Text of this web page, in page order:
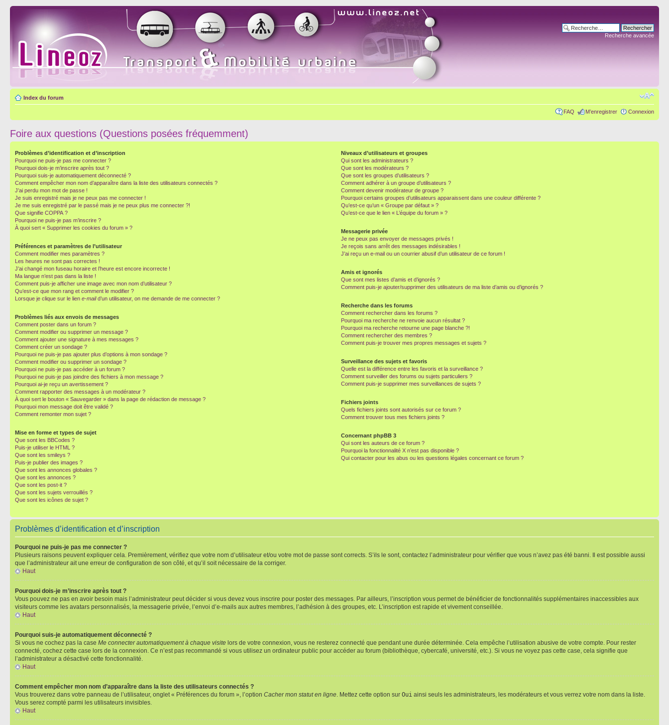
Recherche avancée
Index du forum
FAQ M’enregistrer Connexion
Foire aux questions (Questions posées fréquemment)
Problèmes d’identification et d’inscription
Pourquoi ne puis-je pas me connecter ?
Pourquoi dois-je m’inscrire après tout ?
Pourquoi suis-je automatiquement déconnecté ?
Comment empêcher mon nom d’apparaître dans la liste des utilisateurs connectés ?
J’ai perdu mon mot de passe !
Je suis enregistré mais je ne peux pas me connecter !
Je me suis enregistré par le passé mais je ne peux plus me connecter ?!
Que signifie COPPA ?
Pourquoi ne puis-je pas m’inscrire ?
À quoi sert « Supprimer les cookies du forum » ?
Préférences et paramètres de l’utilisateur
Comment modifier mes paramètres ?
Les heures ne sont pas correctes !
J’ai changé mon fuseau horaire et l’heure est encore incorrecte !
Ma langue n’est pas dans la liste !
Comment puis-je afficher une image avec mon nom d’utilisateur ?
Qu’est-ce que mon rang et comment le modifier ?
Lorsque je clique sur le lien e-maild’un utilisateur, on me demande de me connecter ?
Problèmes liés aux envois de messages
Comment poster dans un forum ?
Comment modifier ou supprimer un message ?
Comment ajouter une signature à mes messages ?
Comment créer un sondage ?
Pourquoi ne puis-je pas ajouter plus d’options à mon sondage ?
Comment modifier ou supprimer un sondage ?
Pourquoi ne puis-je pas accéder à un forum ?
Pourquoi ne puis-je pas joindre des fichiers à mon message ?
Pourquoi ai-je reçu un avertissement ?
Comment rapporter des messages à un modérateur ?
À quoi sert le bouton « Sauvegarder » dans la page de rédaction de message ?
Pourquoi mon message doit être validé ?
Comment remonter mon sujet ?
Mise en forme et types de sujet
Que sont les BBCodes ?
Puis-je utiliser le HTML ?
Que sont les smileys ?
Puis-je publier des images ?
Que sont les annonces globales ?
Que sont les annonces ?
Que sont les post-it ?
Que sont les sujets verrouillés ?
Que sont les icônes de sujet ?
Niveaux d’utilisateurs et groupes
Qui sont les administrateurs ?
Que sont les modérateurs ?
Que sont les groupes d’utilisateurs ?
Comment adhérer à un groupe d’utilisateurs ?
Comment devenir modérateur de groupe ?
Pourquoi certains groupes d’utilisateurs apparaissent dans une couleur différente ?
Qu’est-ce qu’un « Groupe par défaut » ?
Qu’est-ce que le lien « L’équipe du forum » ?
Messagerie privée
Je ne peux pas envoyer de messages privés !
Je reçois sans arrêt des messages indésirables !
J’ai reçu un e-mail ou un courrier abusif d’un utilisateur de ce forum !
Amis et ignorés
Que sont mes listes d’amis et d’ignorés ?
Comment puis-je ajouter/supprimer des utilisateurs de ma liste d’amis ou d’ignorés ?
Recherche dans les forums
Comment rechercher dans les forums ?
Pourquoi ma recherche ne renvoie aucun résultat ?
Pourquoi ma recherche retourne une page blanche ?!
Comment rechercher des membres ?
Comment puis-je trouver mes propres messages et sujets ?
Surveillance des sujets et favoris
Quelle est la différence entre les favoris et la surveillance ?
Comment surveiller des forums ou sujets particuliers ?
Comment puis-je supprimer mes surveillances de sujets ?
Fichiers joints
Quels fichiers joints sont autorisés sur ce forum ?
Comment trouver tous mes fichiers joints ?
Concernant phpBB 3
Qui sont les auteurs de ce forum ?
Pourquoi la fonctionnalité X n’est pas disponible ?
Qui contacter pour les abus ou les questions légales concernant ce forum ?
Problèmes d’identification et d’inscription
Pourquoi ne puis-je pas me connecter ?
Plusieurs raisons peuvent expliquer cela. Premièrement, vérifiez que votre nom d’utilisateur et/ou votre mot de passe sont corrects. S’ils le sont, contactez l’administrateur pour vérifier que vous n’avez pas été banni. Il est possible aussi
que l’administrateur ait une erreur de configuration de son côté, et qu’il soit nécessaire de la corriger.
Haut
Pourquoi dois-je m’inscrire après tout ?
Vous pouvez ne pas en avoir besoin mais l’administrateur peut décider si vous devez vous inscrire pour poster des messages. Par ailleurs, l’inscription vous permet de bénéficier de fonctionnalités supplémentaires inaccessibles aux
visiteurs comme les avatars personnalisés, la messagerie privée, l’envoi d’e-mails aux autres membres, l’adhésion à des groupes, etc. L’inscription est rapide et vivement conseillée.
Haut
Pourquoi suis-je automatiquement déconnecté ?
Si vous ne cochez pas la case Me connecter automatiquement à chaque visite lors de votre connexion, vous ne resterez connecté que pendant une durée déterminée. Cela empêche l’utilisation abusive de votre compte. Pour rester
connecté, cochez cette case lors de la connexion. Ce n’est pas recommandé si vous utilisez un ordinateur public pour accéder au forum (bibliothèque, cybercafé, université, etc.). Si vous ne voyez pas cette case, cela signifie que
l’administrateur a désactivé cette fonctionnalité.
Haut
Comment empêcher mon nom d’apparaître dans la liste des utilisateurs connectés ?
Vous trouverez dans votre panneau de l’utilisateur, onglet « Préférences du forum », l’option Cacher mon statut en ligne. Mettez cette option sur Oui ainsi seuls les administrateurs, les modérateurs et vous verrez votre nom dans la liste.
Vous serez compté parmi les utilisateurs invisibles.
Haut